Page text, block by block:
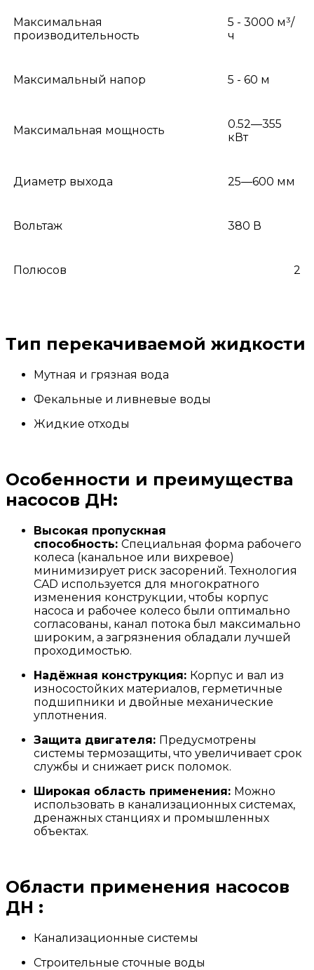
Максимальная
производительность
5 - 3000 м³/
ч
Максимальный напор 5 - 60 м
Максимальная мощность
0.52—355
кВт
Диаметр выхода 25—600 мм
Вольтаж 380 В
Полюсов 2
Тип перекачиваемой жидкости
Мутная и грязная вода
Фекальные и ливневые воды
Жидкие отходы
Особенности и преимущества
насосов ДН:
Высокая пропускная
способность: Специальная форма рабочего
колеса (канальное или вихревое)
минимизирует риск засорений. Технология
CAD используется для многократного
изменения конструкции, чтобы корпус
насоса и рабочее колесо были оптимально
согласованы, канал потока был максимально
широким, а загрязнения обладали лучшей
проходимостью.
Надёжная конструкция: Корпус и вал из
износостойких материалов, герметичные
подшипники и двойные механические
уплотнения.
Защита двигателя: Предусмотрены
системы термозащиты, что увеличивает срок
службы и снижает риск поломок.
Широкая область применения: Можно
использовать в канализационных системах,
дренажных станциях и промышленных
объектах.
Области применения насосов
ДН :
Канализационные системы
Строительные сточные воды